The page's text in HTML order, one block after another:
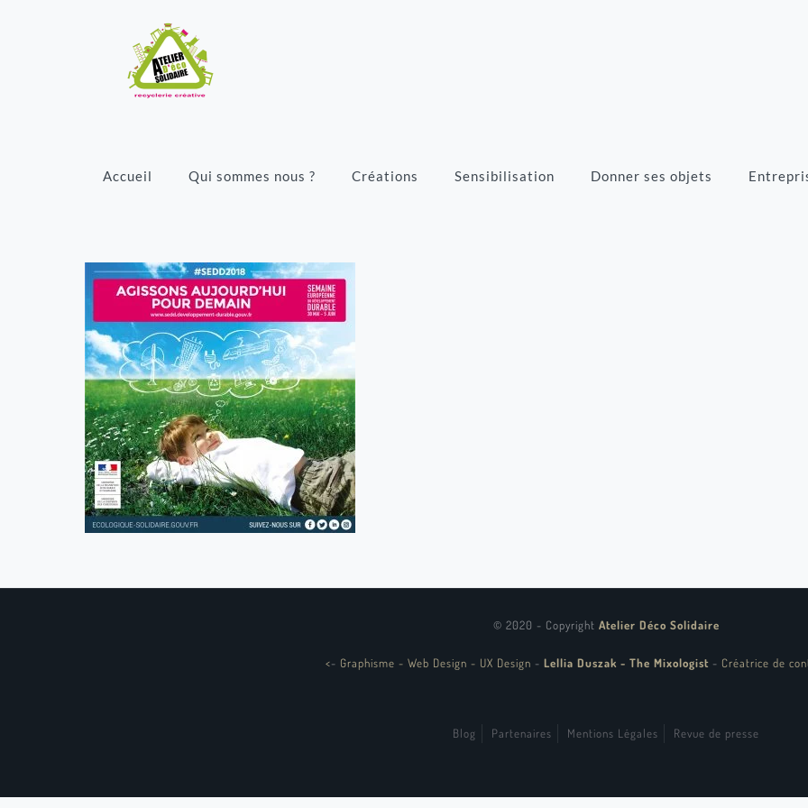
Accueil Qui sommes nous ? Créations Sensibilisation Donner ses objets
© 2020 - Copyright Atelier Déco Solidaire
<- Graphisme - Web Design - UX Design - Lellia Duszak - The Mixologist - Créatrice de
Blog Partenaires Mentions Légales Revue de presse